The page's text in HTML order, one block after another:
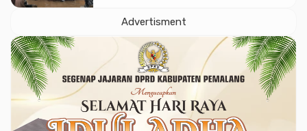
Advertisment